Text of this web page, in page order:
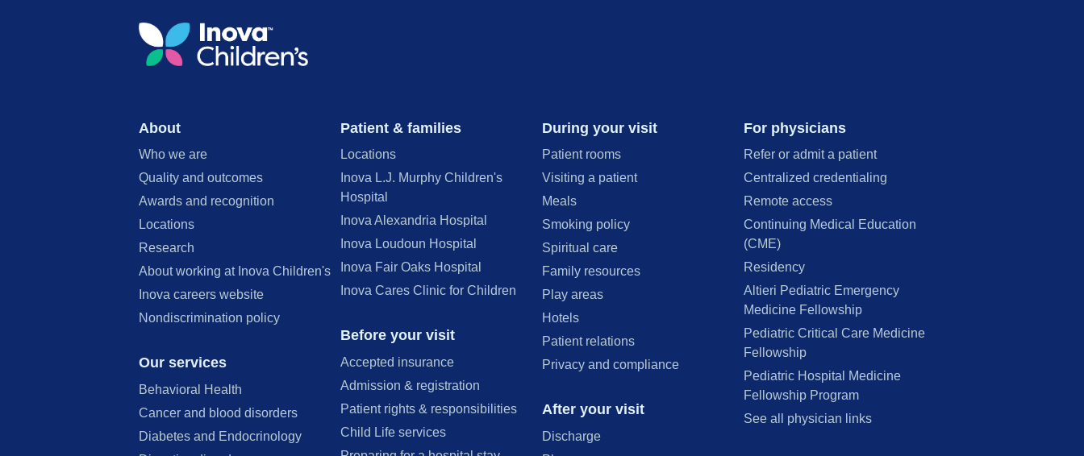
About
Who we are
Quality and outcomes
Awards and recognition
Locations
Research
About working at Inova Children's
Inova careers website
Nondiscrimination policy
Our services
Behavioral Health
Cancer and blood disorders
Diabetes and Endocrinology
Patient & families
Locations
Inova L.J. Murphy Children's
Hospital
Inova Alexandria Hospital
Inova Loudoun Hospital
Inova Fair Oaks Hospital
Inova Cares Clinic for Children
Before your visit
Accepted insurance
Admission & registration
Patient rights & responsibilities
Child Life services
During your visit
Patient rooms
Visiting a patient
Meals
Smoking policy
Spiritual care
Family resources
Play areas
Hotels
Patient relations
Privacy and compliance
After your visit
Discharge
For physicians
Refer or admit a patient
Centralized credentialing
Remote access
Continuing Medical Education
(CME)
Residency
Altieri Pediatric Emergency
Medicine Fellowship
Pediatric Critical Care Medicine
Fellowship
Pediatric Hospital Medicine
Fellowship Program
See all physician links